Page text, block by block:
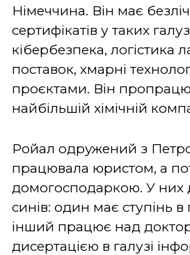
Німеччина. Він має
сертифікатів у таких
кібербезпека, логістика
поставок, хмарні
проєктами. Він
найбільшій хімічній
Ройал одружений з
працювала юристом, а
домогосподаркою. У них
синів: один має ступінь в
інший працює над
дисертацією в галузі